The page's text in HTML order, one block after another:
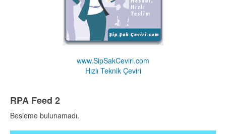
www.SipSakCeviri.com
Hızlı Teknik Çeviri
RPA Feed 2
Besleme bulunamadı.